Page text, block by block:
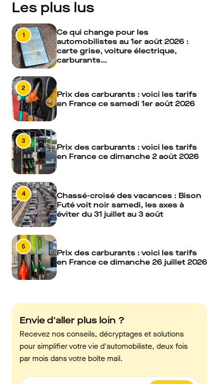
Les plus lus
1
Ce qui change pour les
automobilistes au 1er août 2026 :
carte grise, voiture électrique,
carburants…
2
Prix des carburants : voici les tarifs
en France ce samedi 1er août 2026
3
Prix des carburants : voici les tarifs
en France ce dimanche 2 août 2026
4
Chassé-croisé des vacances : Bison
Futé voit noir samedi, les axes à
éviter du 31 juillet au 3 août
5
Prix des carburants : voici les tarifs
en France ce dimanche 26 juillet 2026
Envie d'aller plus loin ?
Recevez nos conseils, décryptages et solutions
pour simplifier votre vie d'automobiliste, deux fois
par mois dans votre boîte mail.